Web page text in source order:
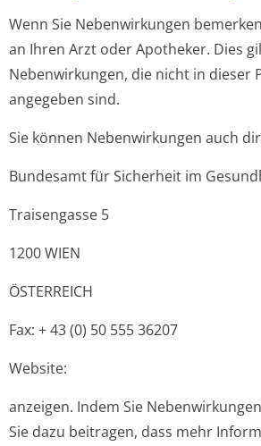
Wenn Sie Nebenwirkungen
an Ihren Arzt oder Apotheker. Dies
Nebenwirkungen, die nicht in dieser
angegeben sind.
Sie können Nebenwirkungen auch
Bundesamt für Sicherheit im
Traisengasse 5
1200 WIEN
ÖSTERREICH
Fax: + 43 (0) 50 555 36207
Website:
anzeigen. Indem Sie
Sie dazu beitragen, dass mehr